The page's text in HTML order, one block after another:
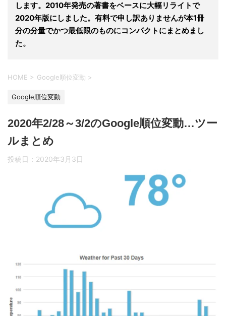
します。2010年発売の著書をベースに大幅リライトで
2020年版にしました。有料で申し訳ありませんが本1冊
分の分量でかつ最低限のものにコンパクトにまとめまし
た。
HOME > Google順位変動 >
Google順位変動
2020年2/28～3/2のGoogle順位変動…ツー
ルまとめ
投稿日： 2020年3月3日